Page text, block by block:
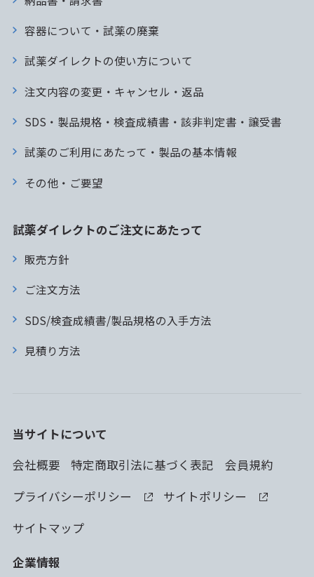
容器について・試薬の廃棄
試薬ダイレクトの使い方について
注文内容の変更・キャンセル・返品
SDS・製品規格・検査成績書・該非判定書・譲受書
試薬のご利用にあたって・製品の基本情報
その他・ご要望
試薬ダイレクトのご注文にあたって
販売方針
ご注文方法
SDS/検査成績書/製品規格の入手方法
見積り方法
当サイトについて
会社概要
特定商取引法に基づく表記
会員規約
プライバシーポリシー
サイトポリシー
サイトマップ
企業情報